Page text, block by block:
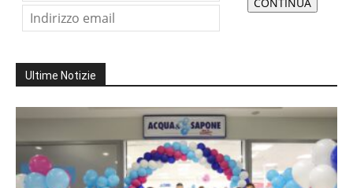
Ultime Notizie